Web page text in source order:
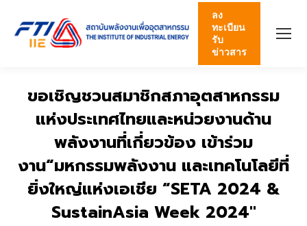
ลง
ทะเบียน
รับ
ข่าวสาร
ขอเชิญชวนสมาชิกสภาอุตสาหกรรม
แห่งประเทศไทยและหน่วยงานด้าน
พลังงานที่เกี่ยวข้อง เข้าร่วม
งาน“มหกรรมพลังงาน และเทคโนโลยีที่
ยิ่งใหญ่แห่งเอเชีย “SETA 2024 &
SustainAsia Week 2024″